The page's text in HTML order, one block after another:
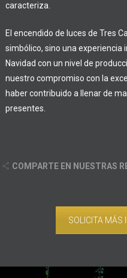
caracteriza.
El encendido de luces de Tres
simbólico, sino una experiencia
Navidad con un nivel de
nuestro compromiso con la
haber contribuido a llenar de
presentes.
COMPARTE EN NUESTRAS
SOLICITA MÁS